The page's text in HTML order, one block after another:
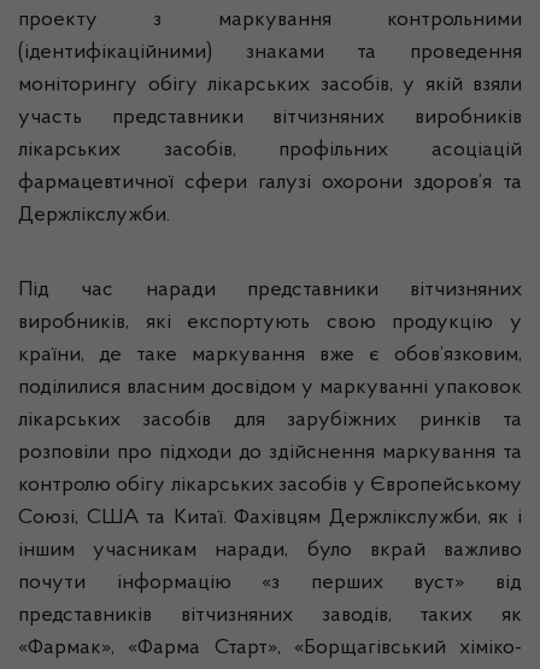
проекту з маркування контрольними
(ідентифікаційними) знаками та проведення
моніторингу обігу лікарських засобів, у якій взяли
участь представники вітчизняних виробників
лікарських засобів, профільних асоціацій
фармацевтичної сфери галузі охорони здоров’я та
Держлікслужби.
Під час наради представники вітчизняних
виробників, які експортують свою продукцію у
країни, де таке маркування вже є обов’язковим,
поділилися власним досвідом у маркуванні упаковок
лікарських засобів для зарубіжних ринків та
розповіли про підходи до здійснення маркування та
контролю обігу лікарських засобів у Європейському
Союзі, США та Китаї. Фахівцям Держлікслужби, як і
іншим учасникам наради, було вкрай важливо
почути інформацію «з перших вуст» від
представників вітчизняних заводів, таких як
«Фармак», «Фарма Старт», «Борщагівський хіміко-